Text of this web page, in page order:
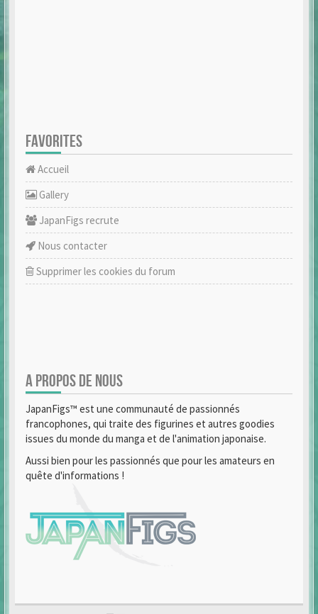
FAVORITES
Accueil
Gallery
JapanFigs recrute
Nous contacter
Supprimer les cookies du forum
A PROPOS DE NOUS
JapanFigs™ est une communauté de passionnés
francophones, qui traite des figurines et autres goodies
issues du monde du manga et de l'animation japonaise.
Aussi bien pour les passionnés que pour les amateurs en
quête d'informations !